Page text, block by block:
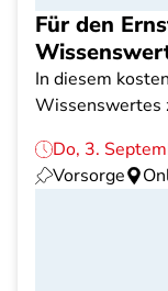
Für den
In diesem
Wissenswertes
Do, 3.
Vorsorge